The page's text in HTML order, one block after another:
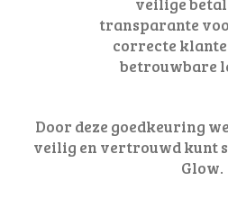
transparante
correcte
betrouwbare
Door deze goedkeuring
veilig en vertrouwd kunt
Glow.